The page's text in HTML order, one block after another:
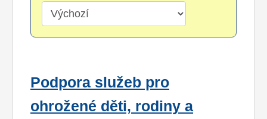
Podpora služeb pro
ohrožené děti, rodiny a